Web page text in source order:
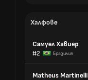
Халфове
Самуел Хавиер
#2
Бразилия
Matheus Martinelli